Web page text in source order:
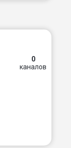
0
каналов